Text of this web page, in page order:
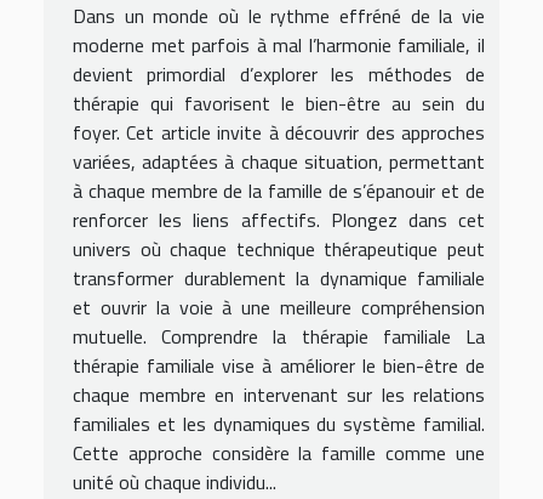
Dans un monde où le rythme effréné de la vie
moderne met parfois à mal l’harmonie familiale, il
devient primordial d’explorer les méthodes de
thérapie qui favorisent le bien-être au sein du
foyer. Cet article invite à découvrir des approches
variées, adaptées à chaque situation, permettant
à chaque membre de la famille de s’épanouir et de
renforcer les liens affectifs. Plongez dans cet
univers où chaque technique thérapeutique peut
transformer durablement la dynamique familiale
et ouvrir la voie à une meilleure compréhension
mutuelle. Comprendre la thérapie familiale La
thérapie familiale vise à améliorer le bien-être de
chaque membre en intervenant sur les relations
familiales et les dynamiques du système familial.
Cette approche considère la famille comme une
unité où chaque individu...